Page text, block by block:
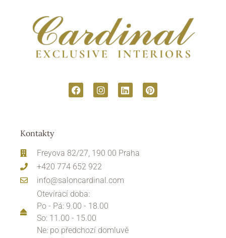
Kontakty
Freyova 82/27, 190 00 Praha
+420 774 652 922
info@saloncardinal.com
Otevírací doba:
Po - Pá: 9.00 - 18.00
So: 11.00 - 15.00
Ne: po předchozí domluvě